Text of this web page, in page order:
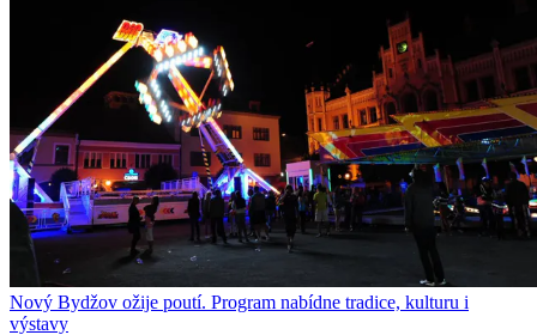
Nový Bydžov ožije poutí. Program nabídne tradice, kulturu i
výstavy